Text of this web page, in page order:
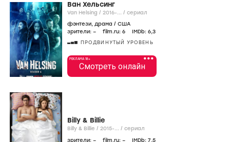
Ван Хельсинг
Van Helsing / 2016-... / сериал
фэнтези, драма / США
зрители: – film.ru: 6 IMDb: 6,3
ПРОДВИНУТЫЙ УРОВЕНЬ
•••
РЕКЛАМА 18+
Смотреть онлайн
Billy & Billie
Billy & Billie / 2015-... / сериал
зрители: – film.ru: – IMDb: 7,5